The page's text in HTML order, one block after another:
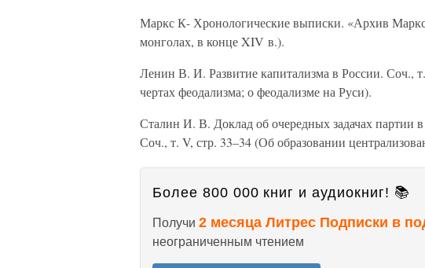
Маркс К- Хронологические выписки. «Архив
монголах, в конце XIV в.).
Ленин В. И. Развитие капитализма в России. Соч.,
чертах феодализма; о феодализме на Руси).
Сталин И. В. Доклад об очередных задачах партии
Соч., т. V, стр. 33–34 (Об образовании
Более 800 000 книг и аудиокниг! 📚
Получи 2 месяца Литрес Подписки в
неограниченным чтением